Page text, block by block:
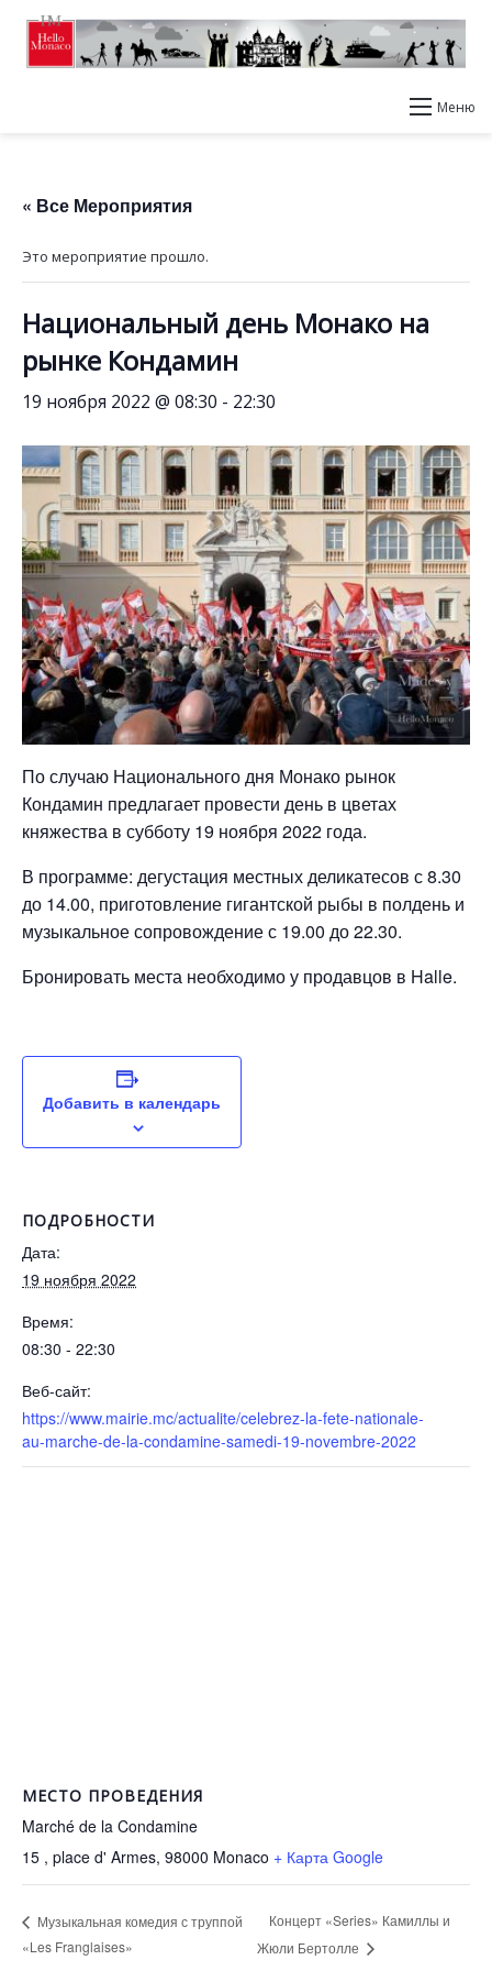
Меню
« Все Мероприятия
Это мероприятие прошло.
Национальный день Монако на
рынке Кондамин
19 ноября 2022 @ 08:30 - 22:30
По случаю Национального дня Монако рынок
Кондамин предлагает провести день в цветах
княжества в субботу 19 ноября 2022 года.
В программе: дегустация местных деликатесов с 8.30
до 14.00, приготовление гигантской рыбы в полдень и
музыкальное сопровождение с 19.00 до 22.30.
Бронировать места необходимо у продавцов в Halle.
Добавить в календарь
ПОДРОБНОСТИ
Дата:
19 ноября 2022
Время:
08:30 - 22:30
Веб-сайт:
https://www.mairie.mc/actualite/celebrez-la-fete-nationale-
au-marche-de-la-condamine-samedi-19-novembre-2022
МЕСТО ПРОВЕДЕНИЯ
Marché de la Condamine
15 , place d' Armes, 98000 Monaco + Карта Google
Музыкальная комедия с труппой
«Les Franglaises»
Концерт «Series» Камиллы и
Жюли Бертолле